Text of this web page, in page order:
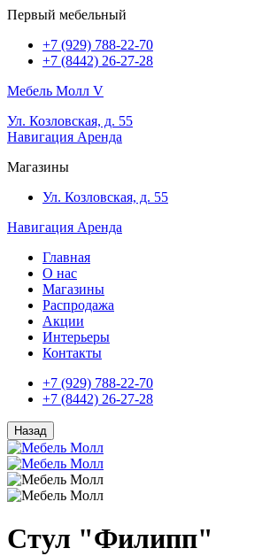
Первый мебельный
+7 (929) 788-22-70
+7 (8442) 26-27-28
Мебель Молл V
Ул. Козловская, д. 55
Навигация Аренда
Магазины
Ул. Козловская, д. 55
Навигация Аренда
Главная
О нас
Магазины
Распродажа
Акции
Интерьеры
Контакты
+7 (929) 788-22-70
+7 (8442) 26-27-28
Назад
Стул "Филипп"